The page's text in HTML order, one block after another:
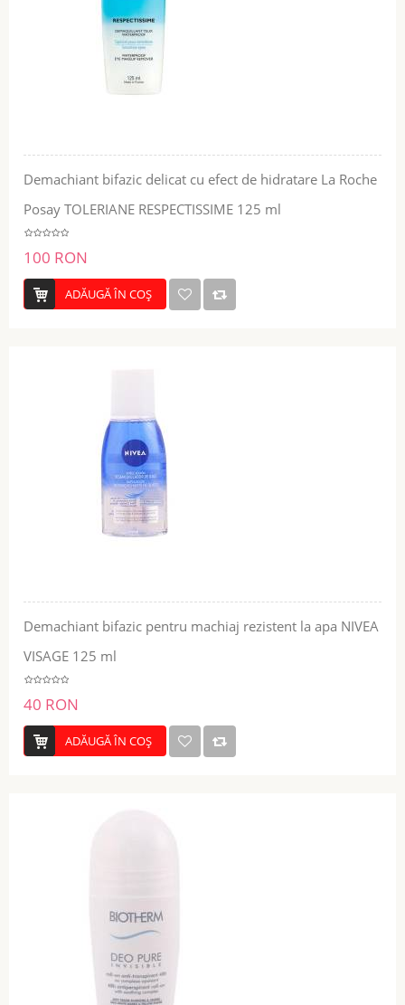
Demachiant bifazic delicat cu efect de hidratare La Roche
Posay TOLERIANE RESPECTISSIME 125 ml
100 RON
ADĂUGĂ ÎN COŞ
Demachiant bifazic pentru machiaj rezistent la apa NIVEA
VISAGE 125 ml
40 RON
ADĂUGĂ ÎN COŞ